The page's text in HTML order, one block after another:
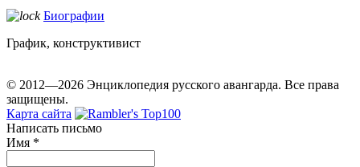
Биографии
График, конструктивист
© 2012—2026 Энциклопедия русского авангарда. Все права
защищены.
Карта сайта
Написать письмо
Имя *